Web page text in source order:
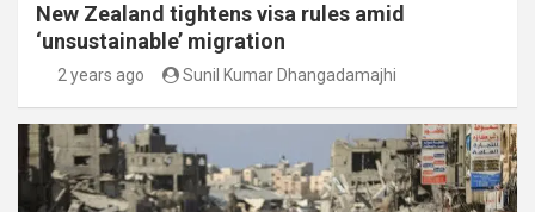
New Zealand tightens visa rules amid
‘unsustainable’ migration
2 years ago Sunil Kumar Dhangadamajhi